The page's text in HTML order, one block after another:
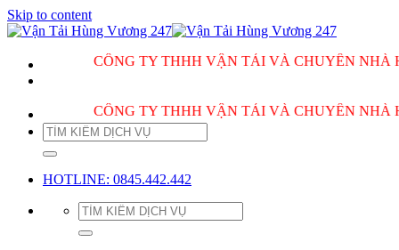
Skip to content
CÔNG TY THHH VẬN TẢI VÀ CHUYỂN NHÀ HÙNG
CÔNG TY THHH VẬN TẢI VÀ CHUYỂN NHÀ HÙNG
HOTLINE: 0845.442.442